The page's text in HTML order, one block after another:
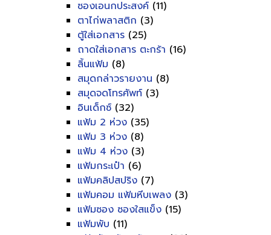
ซองเอนกประสงค์ (11)
ตาไก่พลาสติก (3)
ตู้ใส่เอกสาร (25)
ถาดใส่เอกสาร ตะกร้า (16)
ลิ้นแฟ้ม (8)
สมุดกล่าวรายงาน (8)
สมุดจดโทรศัพท์ (3)
อินเด็กซ์ (32)
แฟ้ม 2 ห่วง (35)
แฟ้ม 3 ห่วง (8)
แฟ้ม 4 ห่วง (3)
แฟ้มกระเป๋า (6)
แฟ้มคลิปสปริง (7)
แฟ้มคอม แฟ้มหีบเพลง (3)
แฟ้มซอง ซองใสแข็ง (15)
แฟ้มพับ (11)